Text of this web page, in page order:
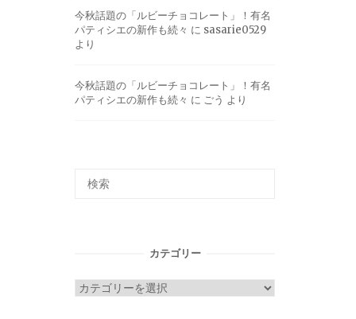
今秋話題の「ルビーチョコレート」！有名
パティシエの新作も続々 に sasarie0529
より
今秋話題の「ルビーチョコレート」！有名
パティシエの新作も続々 に ごう より
カテゴリー
カ